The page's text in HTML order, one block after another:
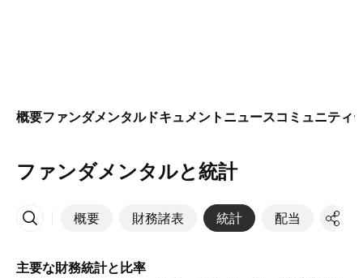
概要ファンダメンタルドキュメント ニュースコミュニティ
ファンダメンタルと統計
概要 財務諸表 統計 配当 決算
その他
主要な財務統計と比率